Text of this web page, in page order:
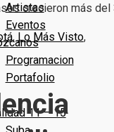
Artistas
Eventos
Programacion
Portafolio
11 – 15
crecieron más del
, Lo Más Visto,